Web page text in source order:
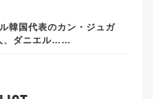
韓国代表のカン・ジュガ
、ダニエル……